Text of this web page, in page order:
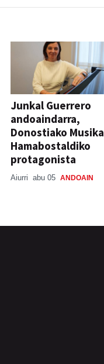
Junkal Guerrero
andoaindarra,
Donostiako Musika
Hamabostaldiko
protagonista
Aiurri abu 05 ANDOAIN